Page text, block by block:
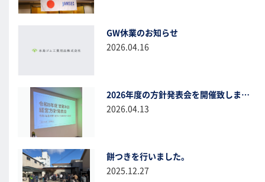
GW休業のお知らせ
2026.04.16
2026年度の方針発表会を開催致しました。
2026.04.13
餅つきを行いました。
2025.12.27